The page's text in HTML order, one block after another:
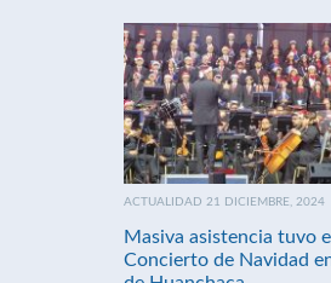
ACTUALIDAD 21 DICIEMBRE, 2024
Masiva asistencia tuvo
Concierto de Navidad